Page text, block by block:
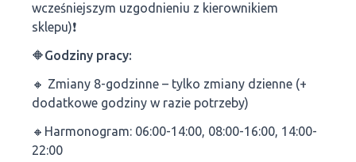
wcześniejszym uzgodnieniu z kierownikiem
sklepu)❗
🔶Godziny pracy:
🔸 Zmiany 8-godzinne – tylko zmiany dzienne (+
dodatkowe godziny w razie potrzeby)
🔸Harmonogram: 06:00-14:00, 08:00-16:00, 14:00-
22:00